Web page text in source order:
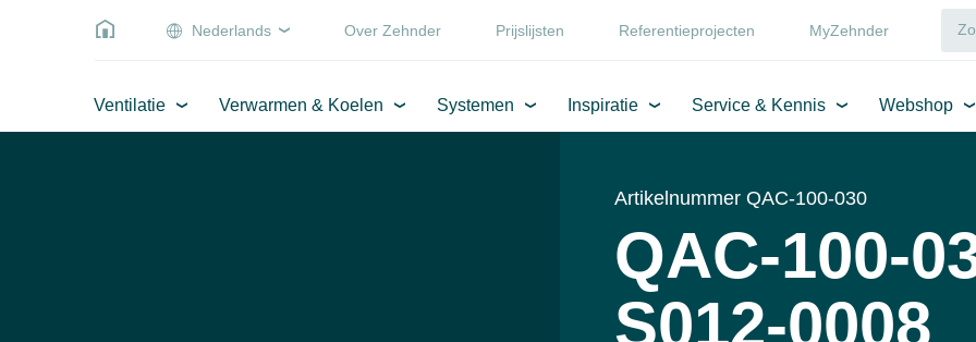
Nederlands Over Zehnder Prijslijsten Referentieprojecten MyZehnder
Ventilatie Verwarmen & Koelen Systemen Inspiratie Service & Kennis Webshop
Artikelnummer QAC-100-030
QAC-100-
S012-0008